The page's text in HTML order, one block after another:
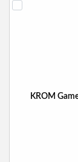
KROM